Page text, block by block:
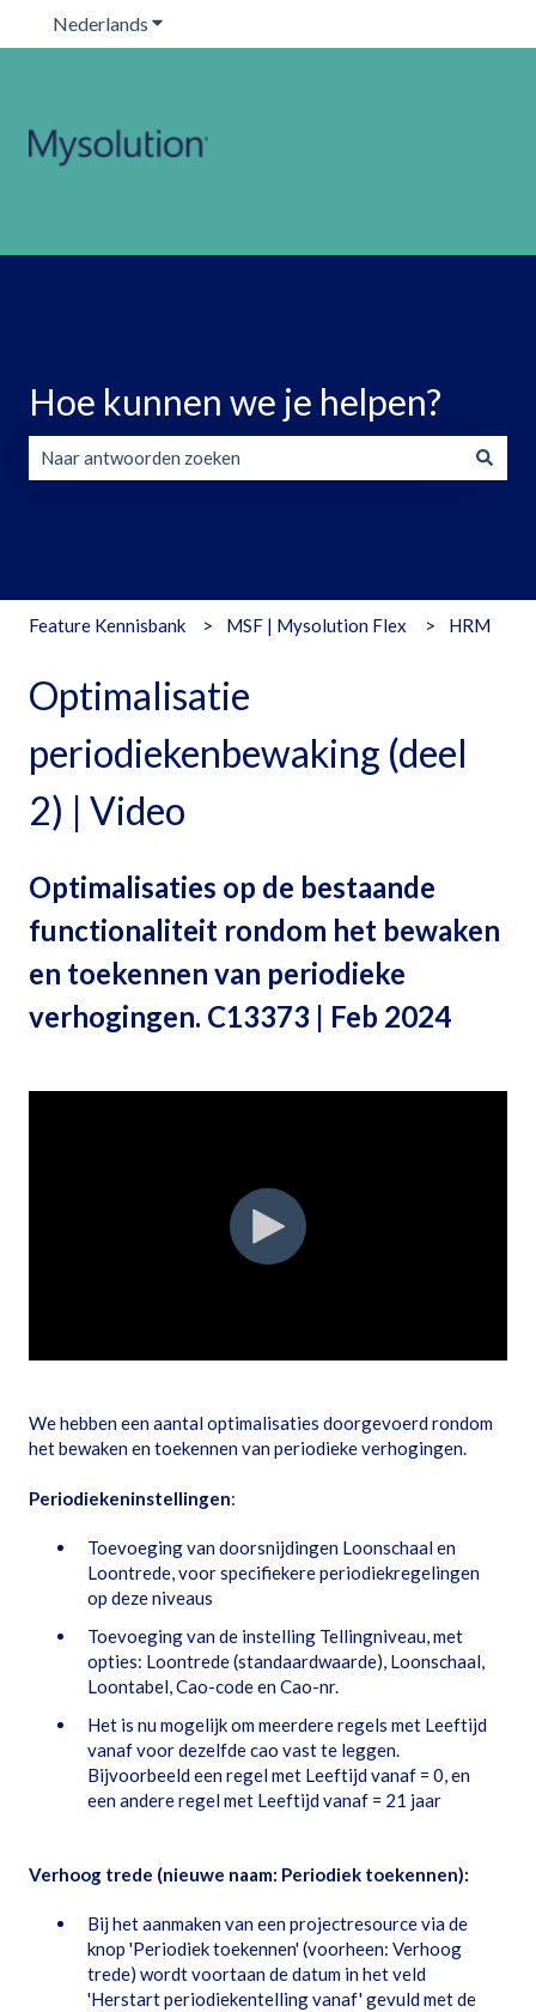
Nederlands Submenu tonen voor vertalingen
Hoe kunnen we je helpen?
Feature Kennisbank MSF | Mysolution Flex HRM
Optimalisatie
periodiekenbewaking (deel
2) | Video
Optimalisaties op de bestaande
functionaliteit rondom het bewaken
en toekennen van periodieke
verhogingen. C13373 | Feb 2024
We hebben een aantal optimalisaties doorgevoerd rondom
het bewaken en toekennen van periodieke verhogingen.
Periodiekeninstellingen:
Toevoeging van doorsnijdingen Loonschaal en
Loontrede, voor specifiekere periodiekregelingen
op deze niveaus
Toevoeging van de instelling Tellingniveau, met
opties: Loontrede (standaardwaarde), Loonschaal,
Loontabel, Cao-code en Cao-nr.
Het is nu mogelijk om meerdere regels met Leeftijd
vanaf voor dezelfde cao vast te leggen.
Bijvoorbeeld een regel met Leeftijd vanaf = 0, en
een andere regel met Leeftijd vanaf = 21 jaar
Verhoog trede (nieuwe naam: Periodiek toekennen):
Bij het aanmaken van een projectresource via de
knop 'Periodiek toekennen' (voorheen: Verhoog
trede) wordt voortaan de datum in het veld
'Herstart periodiekentelling vanaf' gevuld met de